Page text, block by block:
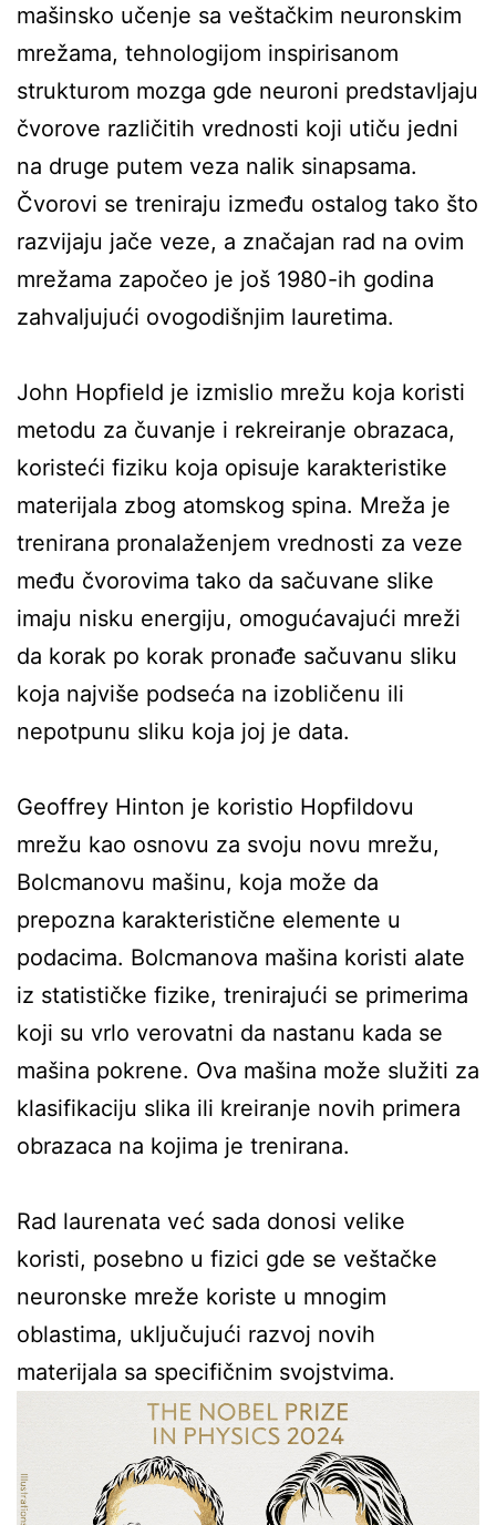
mašinsko učenje sa veštačkim neuronskim
mrežama, tehnologijom inspirisanom
strukturom mozga gde neuroni predstavljaju
čvorove različitih vrednosti koji utiču jedni
na druge putem veza nalik sinapsama.
Čvorovi se treniraju između ostalog tako što
razvijaju jače veze, a značajan rad na ovim
mrežama započeo je još 1980-ih godina
zahvaljujući ovogodišnjim lauretima.
John Hopfield je izmislio mrežu koja koristi
metodu za čuvanje i rekreiranje obrazaca,
koristeći fiziku koja opisuje karakteristike
materijala zbog atomskog spina. Mreža je
trenirana pronalaženjem vrednosti za veze
među čvorovima tako da sačuvane slike
imaju nisku energiju, omogućavajući mreži
da korak po korak pronađe sačuvanu sliku
koja najviše podseća na izobličenu ili
nepotpunu sliku koja joj je data.
Geoffrey Hinton je koristio Hopfildovu
mrežu kao osnovu za svoju novu mrežu,
Bolcmanovu mašinu, koja može da
prepozna karakteristične elemente u
podacima. Bolcmanova mašina koristi alate
iz statističke fizike, trenirajući se primerima
koji su vrlo verovatni da nastanu kada se
mašina pokrene. Ova mašina može služiti za
klasifikaciju slika ili kreiranje novih primera
obrazaca na kojima je trenirana.
Rad laurenata već sada donosi velike
koristi, posebno u fizici gde se veštačke
neuronske mreže koriste u mnogim
oblastima, uključujući razvoj novih
materijala sa specifičnim svojstvima.